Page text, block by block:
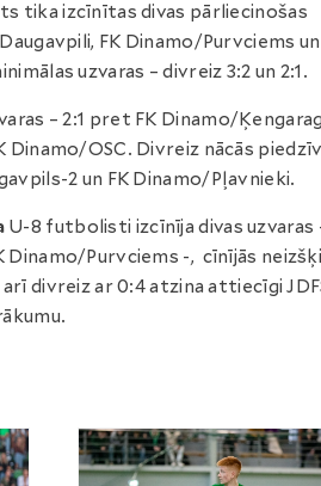
tika izcīnītas divas pārliecinošas
FK Dinamo/Purvciems un
uzvaras – divreiz 3:2 un 2:1.
– 2:1 pret FK Dinamo/
Dinamo/OSC. Divreiz nācās
2 un FK Dinamo/Pļavnieki.
U-8 futbolisti izcīnīja divas uzvaras
Dinamo/Purvciems -, cīnījās
divreiz ar 0:4 atzina attiecīgi